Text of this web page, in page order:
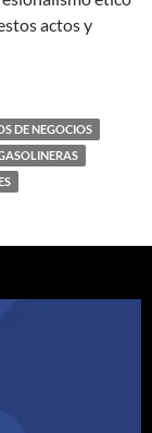
actos y
DE NEGOCIOS